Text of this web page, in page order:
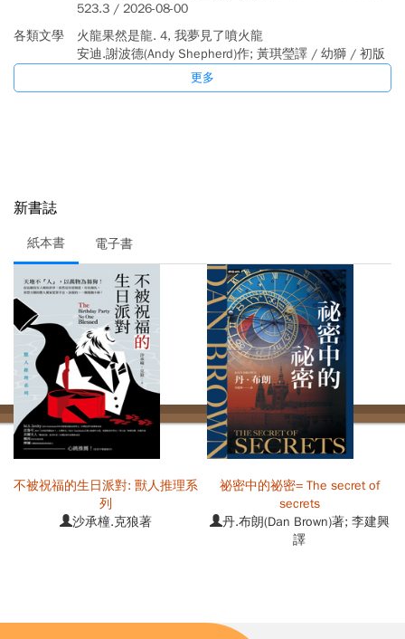
523.3 / 2026-08-00
各類文學
火龍果然是龍. 4, 我夢見了噴火龍
安迪.謝波德(Andy Shepherd)作; 黃琪瑩譯 / 幼獅 / 初版
/ 9789864494316 / 873.596 / 2026-07-00
更多
新書誌
紙本書 電子書
不被祝福的生日派對: 獸人推理系
列
沙承橦.克狼著
祕密中的祕密= The secret of
secrets
丹.布朗(Dan Brown)著; 李建興
譯